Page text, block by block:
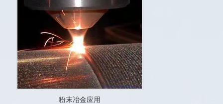
粉末冶金应用